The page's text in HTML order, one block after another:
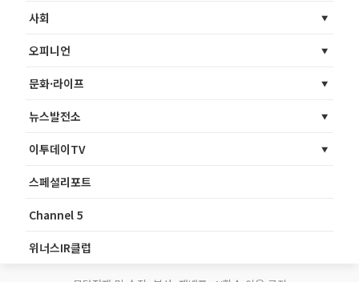
사회
오피니언
문화·라이프
뉴스발전소
이투데이TV
스페셜리포트
Channel 5
위너스IR클럽